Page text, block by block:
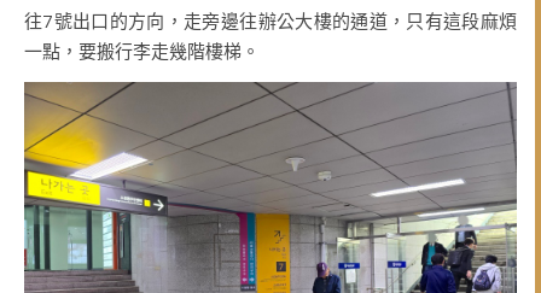
往7號出口的方向，走旁邊往辦公大樓的通道，只有這段麻煩
一點，要搬行李走幾階樓梯。